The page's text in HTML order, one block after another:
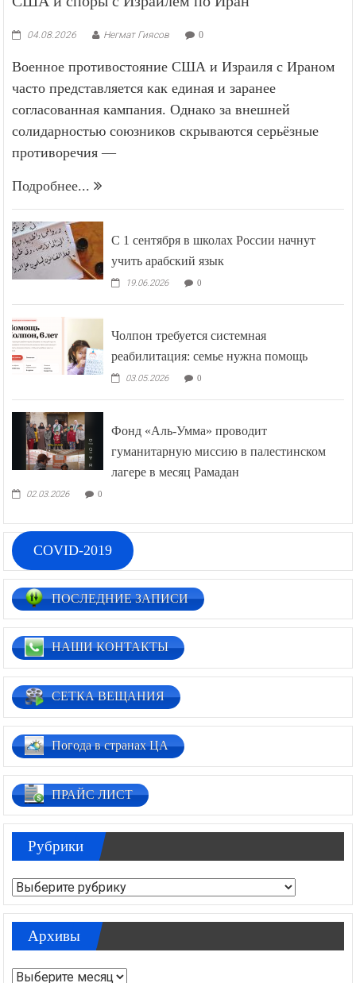
04.08.2026 Негмат Гиясов 0
Военное противостояние США и Израиля с Ираном
часто представляется как единая и заранее
согласованная кампания. Однако за внешней
солидарностью союзников скрываются серьёзные
противоречия —
Подробнее...
С 1 сентября в школах России начнут
учить арабский язык
19.06.2026 0
Чолпон требуется системная
реабилитация: семье нужна помощь
03.05.2026 0
Фонд «Аль-Умма» проводит
гуманитарную миссию в палестинском
лагере в месяц Рамадан
02.03.2026 0
COVID-2019
ПОСЛЕДНИЕ ЗАПИСИ
НАШИ КОНТАКТЫ
СЕТКА ВЕЩАНИЯ
Погода в странах ЦА
ПРАЙС ЛИСТ
Рубрики
Рубрики
Архивы
Архивы